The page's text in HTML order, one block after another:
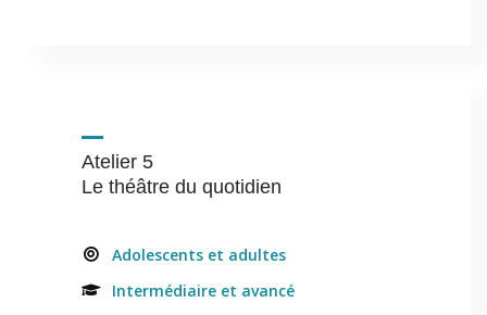
Atelier 5
Le théâtre du quotidien
Adolescents et adultes
Intermédiaire et avancé